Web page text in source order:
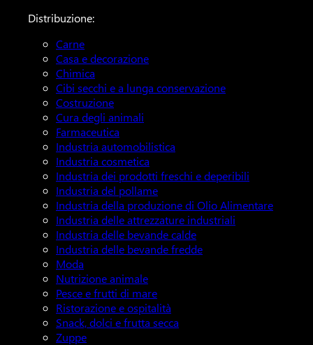
Distribuzione:
Carne
Casa e decorazione
Chimica
Cibi secchi e a lunga conservazione
Costruzione
Cura degli animali
Farmaceutica
Industria automobilistica
Industria cosmetica
Industria dei prodotti freschi e deperibili
Industria del pollame
Industria della produzione di Olio Alimentare
Industria delle attrezzature industriali
Industria delle bevande calde
Industria delle bevande fredde
Moda
Nutrizione animale
Pesce e frutti di mare
Ristorazione e ospitalità
Snack, dolci e frutta secca
Zuppe